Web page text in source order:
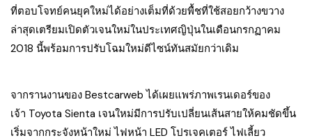
ที่ตอบโจทย์คนยุคใหม่ได้อย่างเต็มที่ด้วยพื้ชที่ใช้สอยกว้างขวาง
ล่าสุดเตรียมเปิดตัวเจนใหม่ในประเทศญิปุ่นในเดือนกรกฏาคม
2018 นี้พร้อมการปรับโฉมใหม่ดีไซน์ทันสมัยกว่าเดิม
จากรานงานของ Bestcarweb ได้เผยแพร่ภาพเรนเดอร์ของ
เจ้า Toyota Sienta เจนใหม่มีการปรับเปลี่ยนเส้นสายให้คมชัดขึ้น
เริ่มจากกระจังหน้าใหม่ ไฟหน้า LED โปรเจคเตอร์ ไฟเลี้ยว